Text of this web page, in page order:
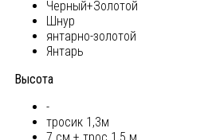
Черный+Золотой
Шнур
янтарно-золотой
Янтарь
Высота
-
тросик 1,3м